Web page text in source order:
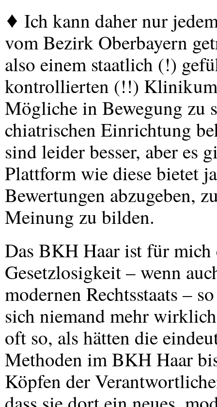
♦ Ich kann daher nur
vom Bezirk Oberbayern
also einem staatlich (!)
kontrollierten (!!)
Mögliche in Bewegung zu
chiatrischen Einrichtung
sind leider besser, aber es
Plattform wie diese bietet
Bewertungen abzugeben,
Meinung zu bilden.
Das BKHHaar ist für
Gesetzlosigkeit – wenn
modernen Rechtsstaats –
sich niemand mehr
oft so, als hätten die
Methoden imBKHHaar
Köpfen der